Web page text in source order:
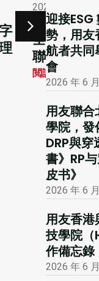
城市
友
市場活動
大公報
友聯合
財務及
創新峰
閲讀更多
迎接ESG
勢，用友
航者共同
會
2026 年 6
用友聯合
學院，發
DRP與
書》RP
皮书》
2026 年 6
用友香港
技學院（
作備忘錄
2026 年 6